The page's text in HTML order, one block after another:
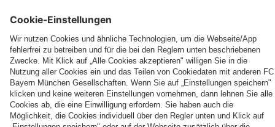
WEITERE NEWS
FC BAYERN TV PLUS
Sonntag,
16
Uhr:
SPIELBERICHT
VIDEO
FCB-
Frauen
mit
LIVE BEI FC BAYERN TV PLUS
Bayerisch-
fränkisches
Duell:
FCB-FRAUEN
Edna
Imade
und
AUF YOUTUBE
Recap:
Die
Allianz
AUFTAKT-SPIEL GEGEN PARIS
Fanfest
der
FCB-
NEUES ZUHAUSE, NEUE
VIDEO
Unterwegs
mit
den
FRAUEN-BUNDESLIGA
Zeitgenaue
Ansetzung
der